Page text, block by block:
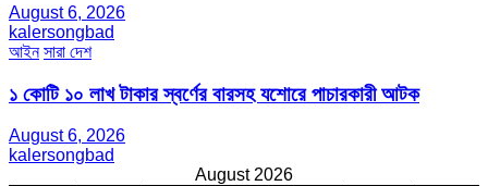
August 6, 2026
kalersongbad
আইন সারা দেশ
১ কোটি ১০ লাখ টাকার স্বর্ণের বারসহ যশোরে পাচারকারী আটক​
August 6, 2026
kalersongbad
August 2026